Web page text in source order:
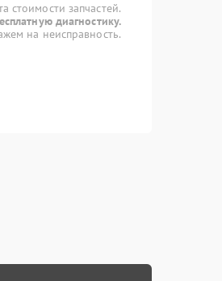
стоимости запчастей.
диагностику.
на неисправность.